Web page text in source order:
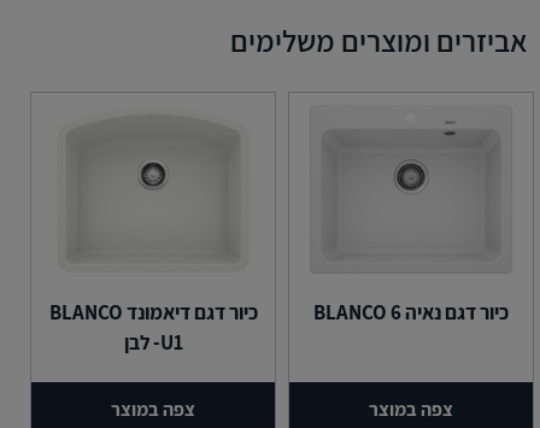
אביזרים ומוצרים משלימים
כיור דגם נאיה 6 BLANCO
צפה במוצר
כיור דגם דיאמונד BLANCO
U1- לבן
צפה במוצר